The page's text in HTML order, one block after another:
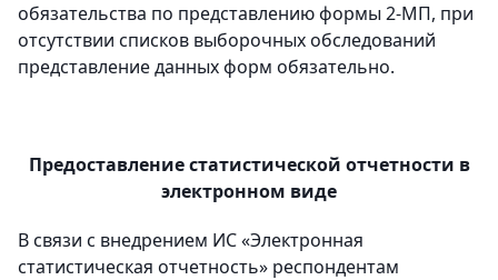
обязательства по представлению формы 2-МП, при
отсутствии списков выборочных обследований
представление данных форм обязательно.
Предоставление статистической отчетности в
электронном виде
В связи с внедрением ИС «Электронная
статистическая отчетность» респондентам